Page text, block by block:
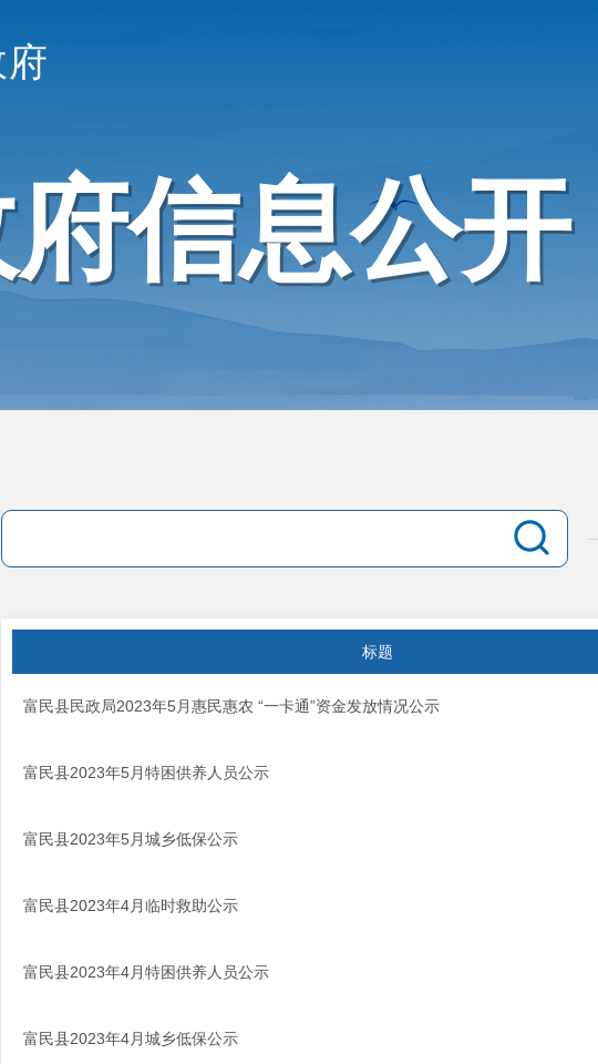
信息公开
标题
富民县民政局2023年5月惠民惠农 “一卡通”资金发放情况公示
富民县2023年5月特困供养人员公示
富民县2023年5月城乡低保公示
富民县2023年4月临时救助公示
富民县2023年4月特困供养人员公示
富民县2023年4月城乡低保公示